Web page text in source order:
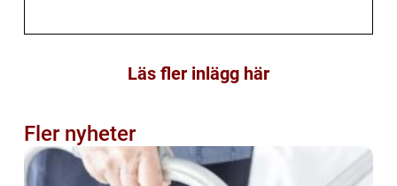
Läs fler inlägg här
Fler nyheter